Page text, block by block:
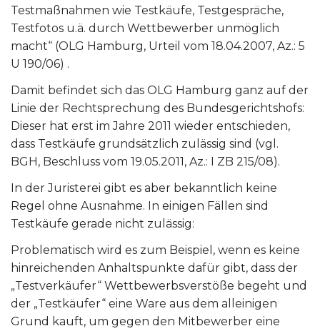
Testmaßnahmen wie Testkäufe, Testgespräche,
Testfotos u.ä. durch Wettbewerber unmöglich
macht“ (OLG Hamburg, Urteil vom 18.04.2007, Az.: 5
U 190/06) .
Damit befindet sich das OLG Hamburg ganz auf der
Linie der Rechtsprechung des Bundesgerichtshofs:
Dieser hat erst im Jahre 2011 wieder entschieden,
dass Testkäufe grundsätzlich zulässig sind (vgl.
BGH, Beschluss vom 19.05.2011, Az.: I ZB 215/08).
In der Juristerei gibt es aber bekanntlich keine
Regel ohne Ausnahme. In einigen Fällen sind
Testkäufe gerade nicht zulässig:
Problematisch wird es zum Beispiel, wenn es keine
hinreichenden Anhaltspunkte dafür gibt, dass der
„Testverkäufer“ Wettbewerbsverstöße begeht und
der „Testkäufer“ eine Ware aus dem alleinigen
Grund kauft, um gegen den Mitbewerber eine